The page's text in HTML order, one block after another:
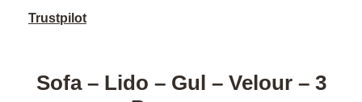
Trustpilot
Sofa – Lido – Gul – Velour – 3